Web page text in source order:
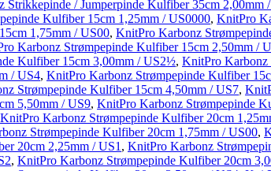
Strikkepinde / Jumperpinde Kulfiber 35cm 2,00mm
Kulfiber 15cm 1,25mm / US0000, KnitPro
1,75mm / US00, KnitPro Karbonz
Karbonz Strømpepinde Kulfiber 15cm 2,50mm /
Kulfiber 15cm 3,00mm / US2½, KnitPro Karbonz
/ US4, KnitPro Karbonz Strømpepinde Kulfiber
Strømpepinde Kulfiber 15cm 4,50mm / US7,
5,50mm / US9, KnitPro Karbonz Strømpepinde
KnitPro Karbonz Strømpepinde Kulfiber 20cm
Strømpepinde Kulfiber 20cm 1,75mm / US00,
20cm 2,25mm / US1 , KnitPro Karbonz
, KnitPro Karbonz Strømpepinde Kulfiber 20cm